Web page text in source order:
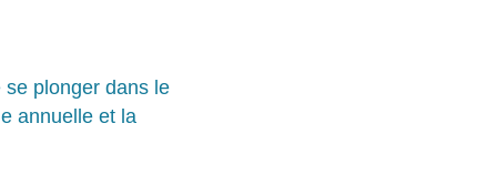
plonger dans le
annuelle et la